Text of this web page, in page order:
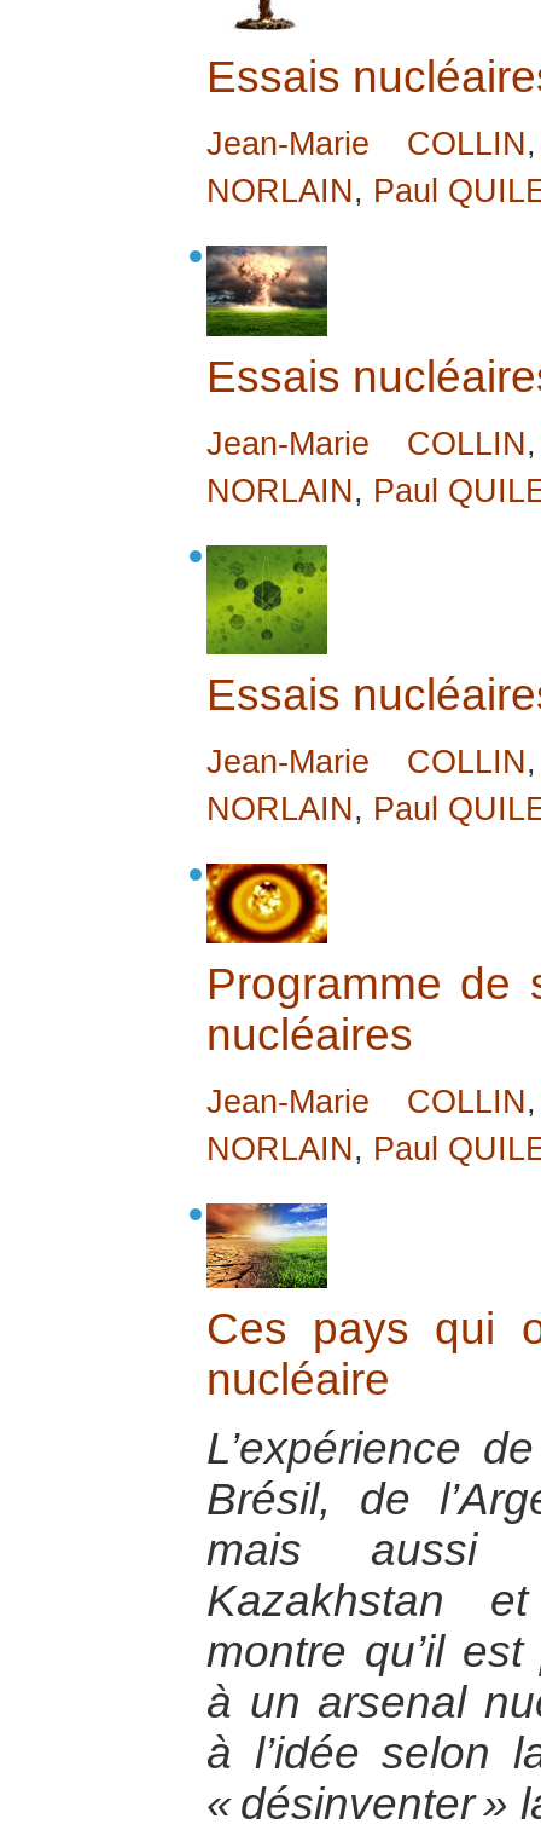
Essais
Jean-Marie COLLIN
NORLAIN, Paul
Essais
Jean-Marie COLLIN
NORLAIN, Paul
Essais
Jean-Marie COLLIN
NORLAIN, Paul
Programme de
nucléaires
Jean-Marie COLLIN
NORLAIN, Paul
Ces pays qui
nucléaire
L’expérience
Brésil, de
mais aussi
Kazakhstan
montre qu’il
à un arsenal
à l’idée selon
« désinventer »